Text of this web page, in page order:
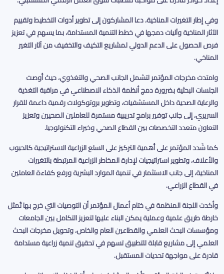
وفي إطار التغيرات المناخية، دعا المشاركون إلى تطوير أدوات التخطيط وتقييم
الآثار المناخية وآليات دمجها في خطط التنمية المستدامة، بما يسهم في تعزيز
فرص الحصول على الدعم الدولي لمشاريع التكيف والتخفيف من آثار التغير
المناخي.
وامتدت مخرجات المؤتمر لتشمل الجانب الصحي والتغذوي، حيث أوصت
الجلسات البحثية بضرورة دمج أنظمة الذكاء الاصطناعي في مراقبة التغذية
والرعاية الصحية داخل المستشفيات، وتطوير بروتوكولات رقمية داعمة للقرار
السريري، إلى جانب توفير برامج تدريبية مستمرة للعاملين الصحيين وتعزيز
التعاون متعدد التخصصات بين القطاع الصحي وخبراء التكنولوجيا.
كما شَدد المؤتمر على أهمية التركيز على السلع الزراعية الاستراتيجية كالحبوب
والأعلاف، وتطوير استراتيجيات لإدارة المخاطر الزراعية المرتبطة بالتغيرات
المناخية، إلى جانب الاستثمار في تنمية الموارد البشرية ورفع كفاءة العاملين
في القطاع الزراعي.
وأكدت اللجنة المنظمة في ختام أعمال المؤتمر أن التوصيات التي خرج بها تُمثل
خارطة طريق علمية وعملية يمكن البناء عليها لتعزيز التكامل بين الجامعات
ومؤسسات البحث العلمي والقطاعين العام والخاص، وتحويل مخرجات البحث
العلمي إلى مشاريع قابلة للتطبيق تسهم في تحقيق تنمية زراعية مستدامة
قادرة على مواجهة تحديات المستقبل.